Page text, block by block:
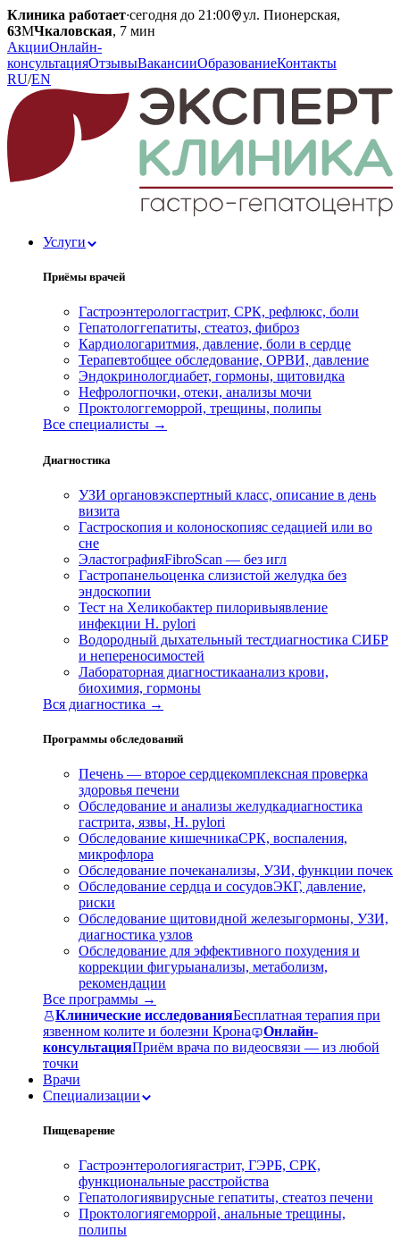
Клиника работает·сегодня до 21:00
ул. Пионерская,
63МЧкаловская, 7 мин
АкцииОнлайн-
консультацияОтзывыВакансииОбразованиеКонтакты
RU/EN
Услуги
Приёмы врачей
Гастроэнтерологгастрит, СРК, рефлюкс, боли
Гепатологгепатиты, стеатоз, фиброз
Кардиологаритмия, давление, боли в сердце
Терапевтобщее обследование, ОРВИ, давление
Эндокринологдиабет, гормоны, щитовидка
Нефрологпочки, отеки, анализы мочи
Проктологгеморрой, трещины, полипы
Все специалисты →
Диагностика
УЗИ органовэкспертный класс, описание в день
визита
Гастроскопия и колоноскопияс седацией или во
сне
ЭластографияFibroScan — без игл
Гастропанельоценка слизистой желудка без
эндоскопии
Тест на Хеликобактер пилоривыявление
инфекции H. pylori
Водородный дыхательный тестдиагностика СИБР
и непереносимостей
Лабораторная диагностикаанализ крови,
биохимия, гормоны
Вся диагностика →
Программы обследований
Печень — второе сердцекомплексная проверка
здоровья печени
Обследование и анализы желудкадиагностика
гастрита, язвы, H. pylori
Обследование кишечникаСРК, воспаления,
микрофлора
Обследование почеканализы, УЗИ, функции почек
Обследование сердца и сосудовЭКГ, давление,
риски
Обследование щитовидной железыгормоны, УЗИ,
диагностика узлов
Обследование для эффективного похудения и
коррекции фигурыанализы, метаболизм,
рекомендации
Все программы →
Клинические исследованияБесплатная терапия при
язвенном колите и болезни Крона
Онлайн-
консультацияПриём врача по видеосвязи — из любой
точки
Врачи
Специализации
Пищеварение
Гастроэнтерологиягастрит, ГЭРБ, СРК,
функциональные расстройства
Гепатологиявирусные гепатиты, стеатоз печени
Проктологиягеморрой, анальные трещины,
полипы